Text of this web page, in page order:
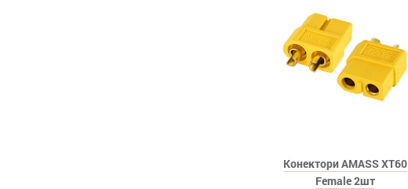
Конектори AMASS XT60
Female 2шт